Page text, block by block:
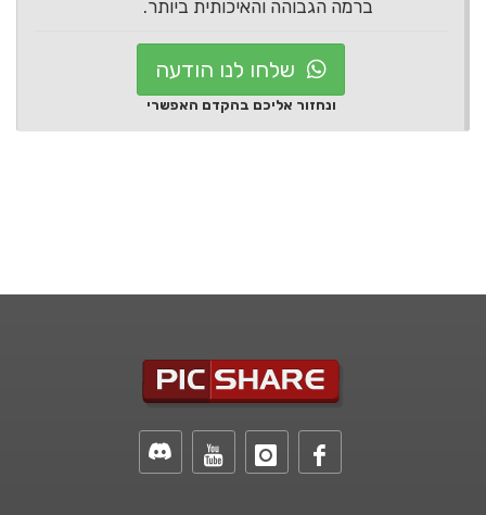
ברמה הגבוהה והאיכותית ביותר.
שלחו לנו הודעה
ונחזור אליכם בהקדם האפשרי